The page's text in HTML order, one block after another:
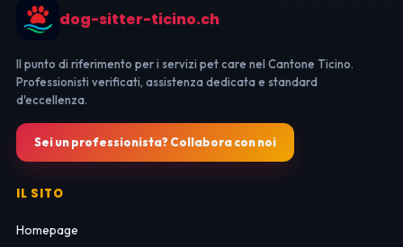
dog-sitter-ticino.ch
Il punto di riferimento per i servizi pet care nel Cantone Ticino.
Professionisti verificati, assistenza dedicata e standard
d'eccellenza.
Sei un professionista? Collabora con noi
IL SITO
Homepage